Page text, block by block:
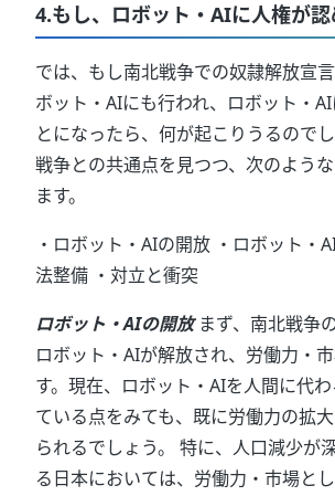
4.もし、ロボット・AIに人権が
では、もし南北戦争での奴隷解放宣
ボット・AIにも行われ、ロボット・
とになったら、何が起こりうるので
戦争との共通点を見つつ、次のよう
ます。
・ロボット・AIの開放 ・ロボット・
法整備 ・対立と衝突
ロボット・AIの開放まず、南北戦争
ロボット・AIが解放され、労働力・
す。現在、ロボット・AIを人間に代
ている点をみても、既に労働力の拡
られるでしょう。 特に、人口減少が
る日本においては、労働力・市場と